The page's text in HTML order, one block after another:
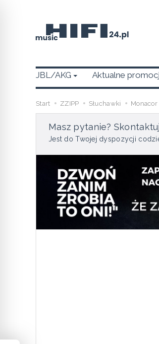
JBL/AKG Aktualne
Start ZZIPP Słuchawki
Masz pytanie?
Jest do Twojej dyspozycji